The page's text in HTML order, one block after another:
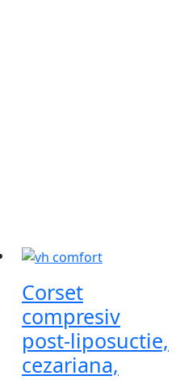
Corset
compresiv
post-liposuctie,
cezariana,